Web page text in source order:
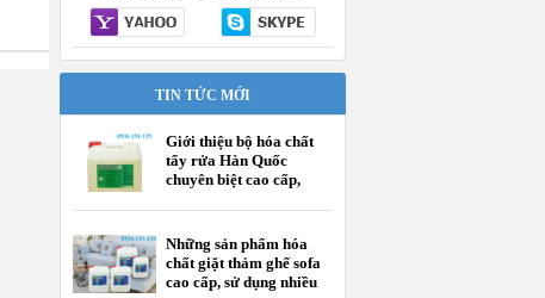
TIN TỨC MỚI
Giới thiệu bộ hóa chất
tẩy rửa Hàn Quốc
chuyên biệt cao cấp,
Những sản phẩm hóa
chất giặt thảm ghế sofa
cao cấp, sử dụng nhiều